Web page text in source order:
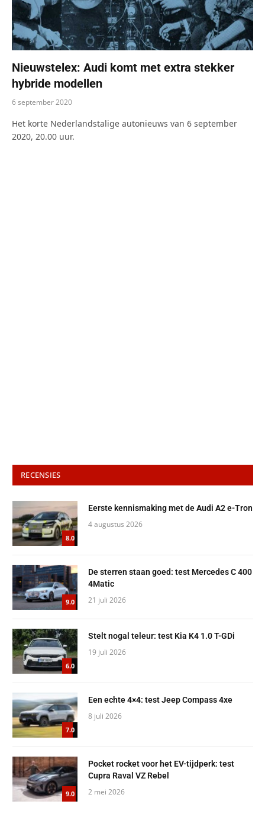
Nieuwstelex: Audi komt met extra stekker
hybride modellen
6 september 2020
Het korte Nederlandstalige autonieuws van 6 september
2020, 20.00 uur.
RECENSIES
8.0
Eerste kennismaking met de Audi A2 e-Tron
4 augustus 2026
9.0
De sterren staan goed: test Mercedes C 400
4Matic
21 juli 2026
6.0
Stelt nogal teleur: test Kia K4 1.0 T-GDi
19 juli 2026
7.0
Een echte 4×4: test Jeep Compass 4xe
8 juli 2026
9.0
Pocket rocket voor het EV-tijdperk: test
Cupra Raval VZ Rebel
2 mei 2026